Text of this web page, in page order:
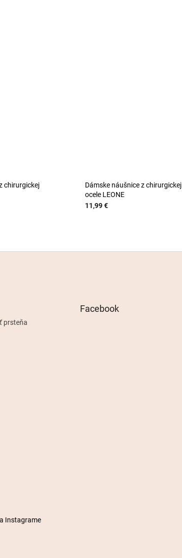
chirurgickej
Dámske náušnice z chirurgickej
ocele LEONE
11,99 €
prsteňa
Facebook
Instagrame